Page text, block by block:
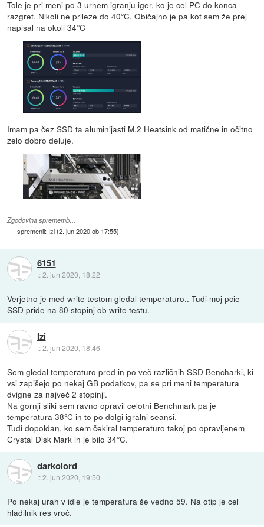
Tole je pri meni po 3 urnem igranju iger, ko je cel PC do konca
razgret. Nikoli ne prileze do 40°C. Običajno je pa kot sem že prej
napisal na okoli 34°C
Imam pa čez SSD ta aluminijasti M.2 Heatsink od matične in očitno
zelo dobro deluje.
Zgodovina sprememb…
spremenil: Izi(2. jun 2020 ob 17:55)
6151
::2. jun 2020, 18:22
Verjetno je med write testom gledal temperaturo.. Tudi moj pcie
SSD pride na 80 stopinj ob write testu.
Izi
::2. jun 2020, 18:46
Sem gledal temperaturo pred in po več različnih SSD Bencharki, ki
vsi zapišejo po nekaj GB podatkov, pa se pri meni temperatura
dvigne za največ 2 stopinji.
Na gornji sliki sem ravno opravil celotni Benchmark pa je
temperatura 38°C in to po dolgi igralni seansi.
Tudi dopoldan, ko sem čekiral temperaturo takoj po opravljenem
Crystal Disk Mark in je bilo 34°C.
darkolord
::2. jun 2020, 19:50
Po nekaj urah v idle je temperatura še vedno 59. Na otip je cel
hladilnik res vroč.